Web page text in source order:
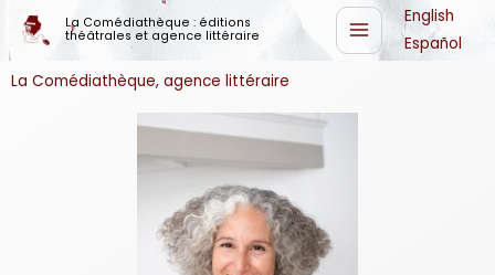
Aller
contenu
La Comédiathèque : éditions
théâtrales et agence littéraire
English
Español
La Comédiathèque, agence littéraire